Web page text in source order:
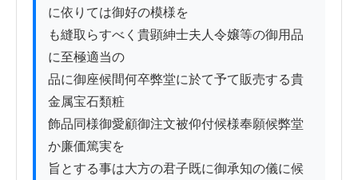
に依りては御好の模様を
も縫取らすべく貴顕紳士夫人令嬢等の御用品
に至極適当の
品に御座候間何卒弊堂に於て予て販売する貴
金属宝石類粧
飾品同様御愛顧御注文被仰付候様奉願候弊堂
か廉価篤実を
旨とする事は大方の君子既に御承知の儀に候